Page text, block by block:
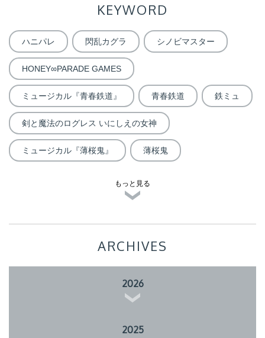
KEYWORD
ハニパレ 閃乱カグラ シノビマスター
HONEY∞PARADE GAMES
ミュージカル『青春鉄道』 青春鉄道 鉄ミュ
剣と魔法のログレス いにしえの女神
ミュージカル『薄桜鬼』 薄桜鬼
もっと見る
ARCHIVES
2026
2025